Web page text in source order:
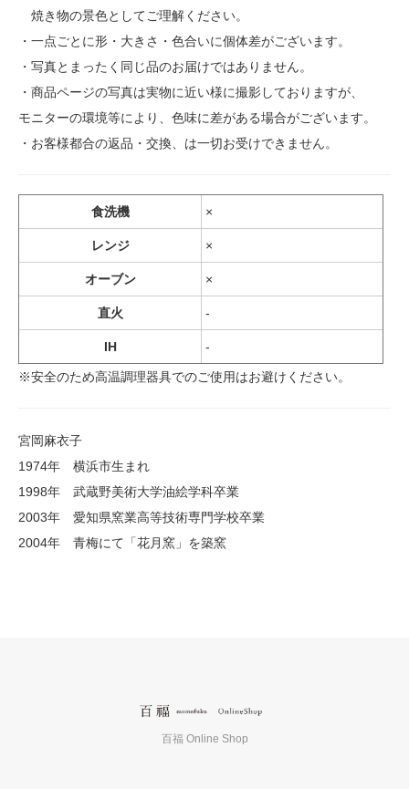
焼き物の景色としてご理解ください。
・一点ごとに形・大きさ・色合いに個体差がございます。
・写真とまったく同じ品のお届けではありません。
・商品ページの写真は実物に近い様に撮影しておりますが、
モニターの環境等により、色味に差がある場合がございます。
・お客様都合の返品・交換、は一切お受けできません。
食洗機 ×
レンジ ×
オーブン ×
直火 -
IH -
※安全のため高温調理器具でのご使用はお避けください。
宮岡麻衣子
1974年 横浜市生まれ
1998年 武蔵野美術大学油絵学科卒業
2003年 愛知県窯業高等技術専門学校卒業
2004年 青梅にて「花月窯」を築窯
百福 Online Shop